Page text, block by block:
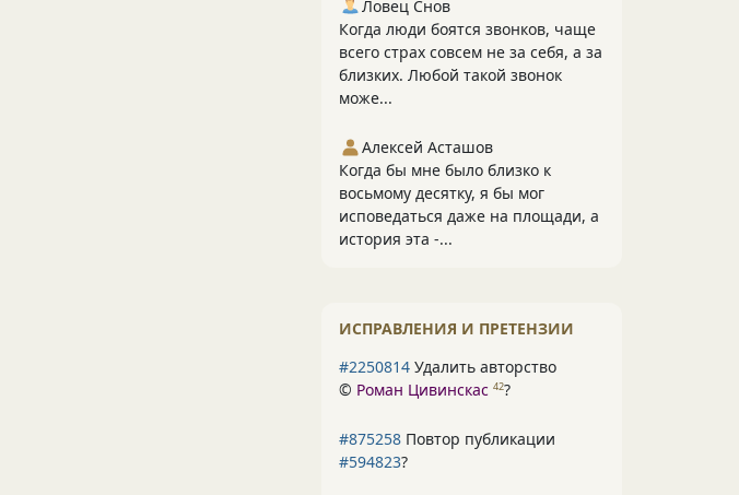
Ловец Снов
Когда люди боятся звонков, чаще
всего страх совсем не за себя, а за
близких. Любой такой звонок
може...
Алексей Асташов
Когда бы мне было близко к
восьмому десятку, я бы мог
исповедаться даже на площади, а
история эта -...
ИСПРАВЛЕНИЯ И ПРЕТЕНЗИИ
#2250814 Удалить авторство
© Роман Цивинскас 42?
#875258 Повтор публикации
#594823?